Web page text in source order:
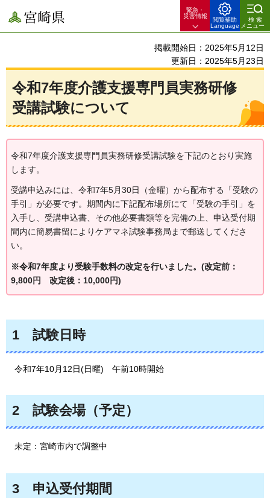
宮崎県
緊急・
災害情報
閲覧補助
Language
検索
メニュー
掲載開始日：2025年5月12日
更新日：2025年5月23日
令和7年度介護支援専門員実務研修
受講試験について
令和7年度介護支援専門員実務研修受講試験を下記のとおり実施
します。
受講申込みには、令和7年5月30日（金曜）から配布する「受験の
手引」が必要です。期間内に下記配布場所にて「受験の手引」を
入手し、受講申込書、その他必要書類等を完備の上、申込受付期
間内に簡易書留によりケアマネ試験事務局まで郵送してくださ
い。
※令和7年度より受験手数料の改定を行いました。(改定前：
9,800円
改定後 ：10,000円)
1 試験日時
令和7年10月12日(日曜) 午前10時開始
2 試験会場（予定）
未定：宮崎市内で調整中
3 申込受付期間